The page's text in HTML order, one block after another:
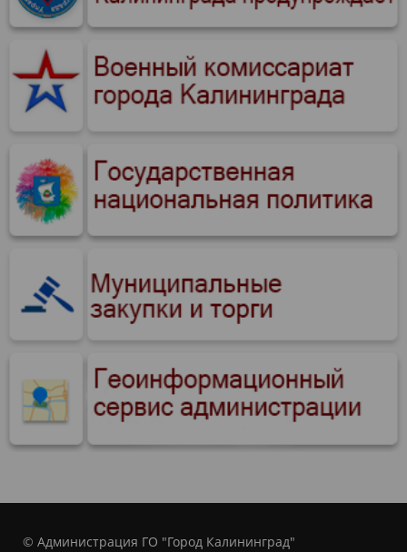
© Администрация ГО "Город Калининград"